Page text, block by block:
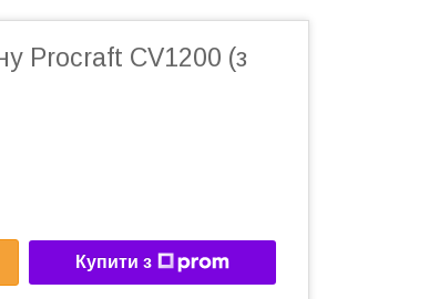
Procraft CV1200 (з
Купити з